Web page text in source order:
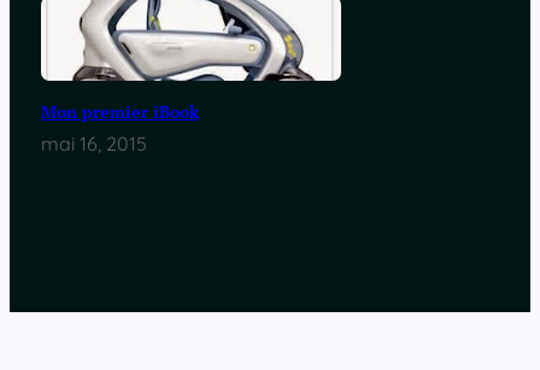
Mon premier iBook
mai 16, 2015